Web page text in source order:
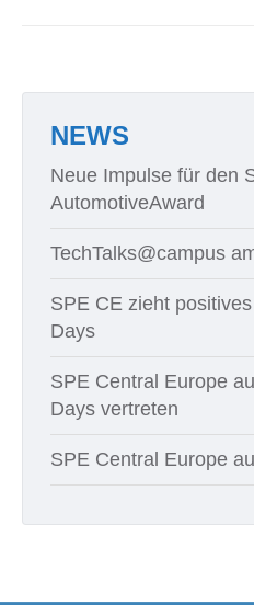
NEWS
Neue Impulse für den
AutomotiveAward
TechTalks@campus
SPE CE zieht
Days
SPE Central Europe
Days vertreten
SPE Central Europe